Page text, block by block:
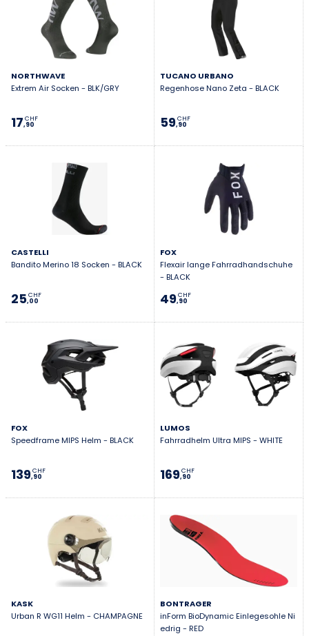
NORTHWAVE
Extrem Air Socken - BLK/GRY
17,90
CHF
TUCANO URBANO
Regenhose Nano Zeta - BLACK
59,90
CHF
CASTELLI
Bandito Merino 18 Socken - BLACK
25,00
CHF
FOX
Flexair lange Fahrradhandschuhe
- BLACK
49,90
CHF
FOX
Speedframe MIPS Helm - BLACK
139,90
CHF
LUMOS
Fahrradhelm Ultra MIPS - WHITE
169,90
CHF
KASK
Urban R WG11 Helm - CHAMPAGNE
BONTRAGER
inForm BioDynamic Einlegesohle Ni
edrig - RED